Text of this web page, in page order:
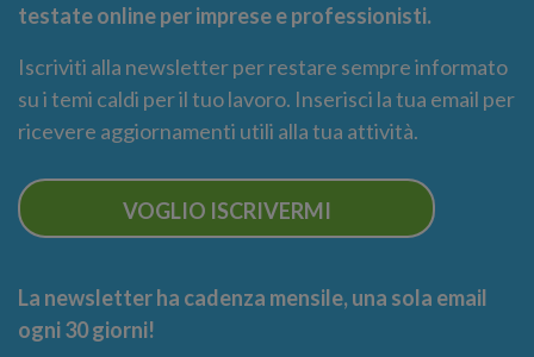
testate online per imprese e professionisti.
Iscriviti alla newsletter per restare sempre informato
su i temi caldi per il tuo lavoro. Inserisci la tua email per
ricevere aggiornamenti utili alla tua attività.
VOGLIO ISCRIVERMI
La newsletter ha cadenza mensile, una sola email
ogni 30 giorni!